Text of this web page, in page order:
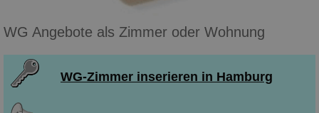
WG Angebote als Zimmer oder Wohnung
WG-Zimmer inserieren in Hamburg